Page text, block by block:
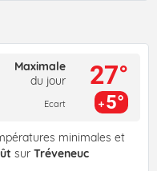
Maximale
du jour
Ecart
27°
5°
minimales et
sur Tréveneuc